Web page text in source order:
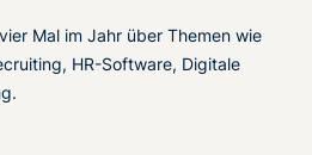
Mal im Jahr über Themen wie
HR-Software, Digitale